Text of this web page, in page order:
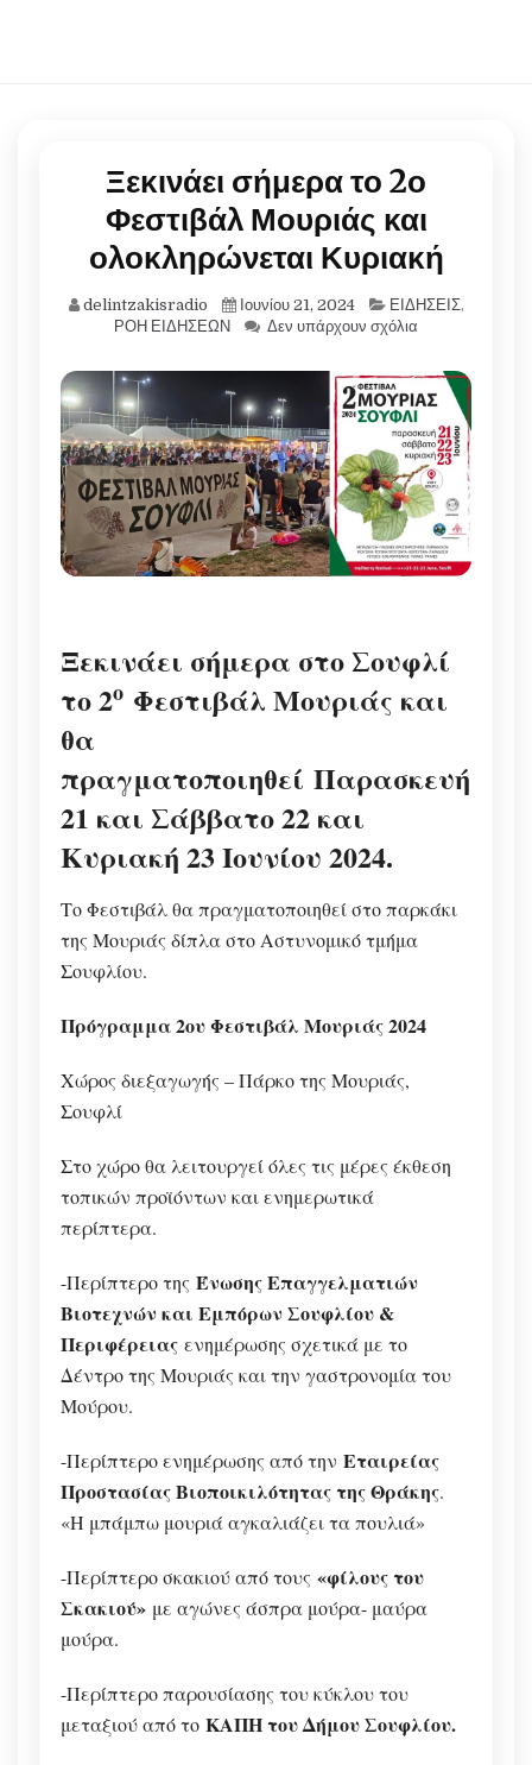
Ξεκινάει σήμερα το 2ο
Φεστιβάλ Μουριάς και
ολοκληρώνεται Κυριακή
delintzakisradio Ιουνίου 21, 2024 ΕΙΔΗΣΕΙΣ,
ΡΟΗ ΕΙΔΗΣΕΩΝ
Δεν υπάρχουν σχόλια
Ξεκινάει σήμερα στο Σουφλί
το 2ο Φεστιβάλ Μουριάς και
θα
πραγματοποιηθεί Παρασκευή
21 και Σάββατο 22 και
Κυριακή 23 Ιουνίου 2024.
Το Φεστιβάλ θα πραγματοποιηθεί στο παρκάκι
της Μουριάς δίπλα στο Αστυνομικό τμήμα
Σουφλίου.
Πρόγραμμα 2ου Φεστιβάλ Μουριάς 2024
Χώρος διεξαγωγής – Πάρκο της Μουριάς,
Σουφλί
Στο χώρο θα λειτουργεί όλες τις μέρες έκθεση
τοπικών προϊόντων και ενημερωτικά
περίπτερα.
-Περίπτερο της Ένωσης Επαγγελματιών
Βιοτεχνών και Εμπόρων Σουφλίου &
Περιφέρειας ενημέρωσης σχετικά με το
Δέντρο της Μουριάς και την γαστρονομία του
Μούρου.
-Περίπτερο ενημέρωσης από την Εταιρείας
Προστασίας Βιοποικιλότητας της Θράκης.
«Η μπάμπω μουριά αγκαλιάζει τα πουλιά»
-Περίπτερο σκακιού από τους «φίλους του
Σκακιού» με αγώνες άσπρα μούρα- μαύρα
μούρα.
-Περίπτερο παρουσίασης του κύκλου του
μεταξιού από το ΚΑΠΗ του Δήμου Σουφλίου.